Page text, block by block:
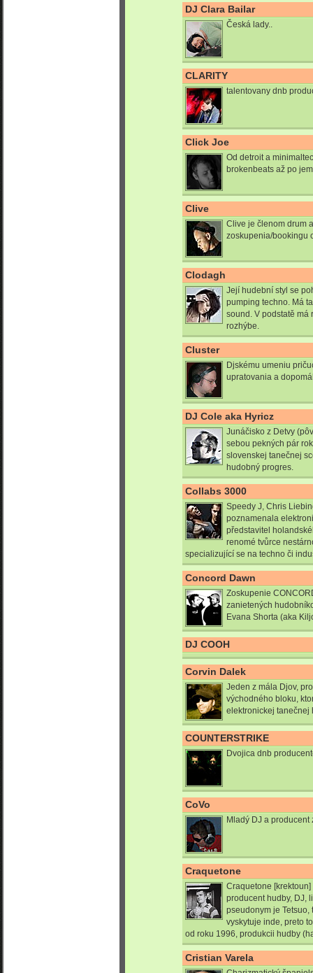
DJ Clara Bailar
Česká lady..
CLARITY
talentovany dnb
Click Joe
Od detroit a
brokenbeats až po
Clive
Clive je členom drum
zoskupenia/bookingu
Clodagh
Její hudební styl se
pumping techno. Má
sound. V podstatě má
rozhýbe.
Cluster
Djskému umeniu
upratovania a
DJ Cole aka Hyricz
Junáčisko z Detvy
sebou pekných pár
slovenskej tanečnej
hudobný progres.
Collabs 3000
Speedy J, Chris
poznamenala
představitel
renomé tvůrce
specializující se na techno či
Concord Dawn
Zoskupenie
zanietených
Evana Shorta (aka
DJ COOH
Corvin Dalek
Jeden z mála Djov,
východného bloku,
elektronickej tanečnej
COUNTERSTRIKE
Dvojica dnb
CoVo
Mladý DJ a producent
Craquetone
Craquetone
producent hudby, DJ,
pseudonym je
vyskytuje inde, preto
od roku 1996, produkcii hudby
Cristian Varela